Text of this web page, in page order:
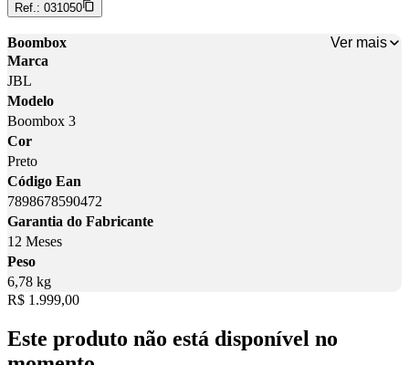
Ref.: 031050
Boombox
Ver mais
Marca
JBL
Modelo
Boombox 3
Cor
Preto
Código Ean
7898678590472
Garantia do Fabricante
12 Meses
Peso
6,78 kg
Price:
R$ 1.999,00
Este produto não está disponível no